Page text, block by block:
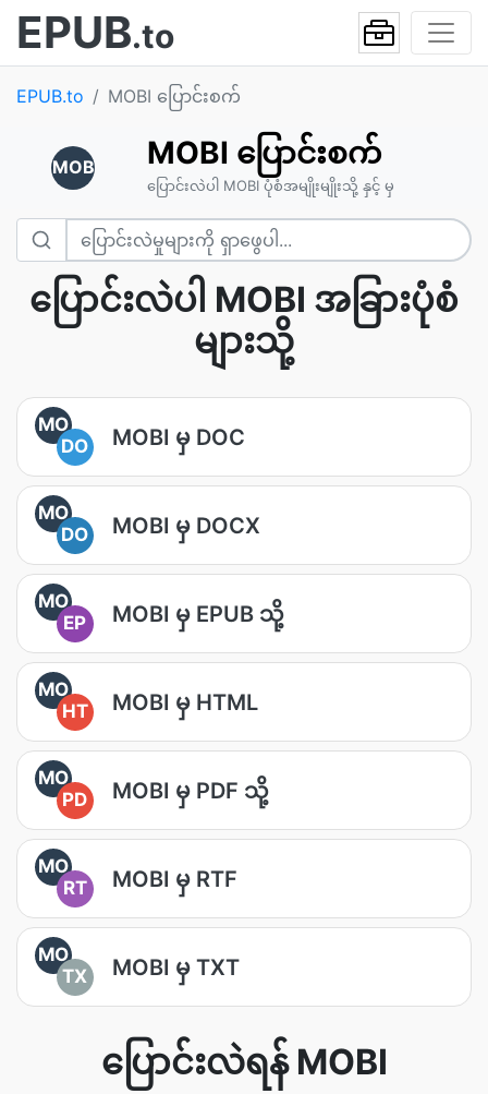
EPUB.to
EPUB.to MOBI ပြောင်းစက်
MOB MOBI ပြောင်းစက်
ပြောင်းလဲပါ MOBI ပုံစံအမျိုးမျိုးသို့ နှင့် မှ
ပြောင်းလဲပါ MOBI အခြားပုံစံ
များသို့
MO
DO
MOBI မှ DOC
MO
DO
MOBI မှ DOCX
MO
EP
MOBI မှ EPUB သို့
MO
HT
MOBI မှ HTML
MO
PD
MOBI မှ PDF သို့
MO
RT
MOBI မှ RTF
MO
TX
MOBI မှ TXT
ပြောင်းလဲရန် MOBI